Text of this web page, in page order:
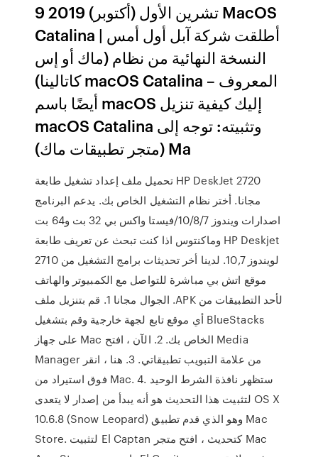
9 تشرين الأول (أكتوبر) 2019 MacOS
Catalina | أطلقت شركة آبل أول أمس
النسخة النهائية من نظام (ماك أو إس
كاتالينا) macOS Catalina – المعروف
أيضًا باسم macOS إليك كيفية تنزيل
macOS Catalina وتثبيته: توجه إلى
(متجر تطبيقات ماك) Ma
تحميل ملف إعداد تشغيل طابعة HP DeskJet 2720
مجانا. أختر نظام التشغيل الخاص بك. يدعم البرنامج
اصدارات ويندوز 10/8/7/فيستا واكس بي 32 بت و64 بت
وماكنتوس اذا كنت تبحث عن تعريف طابعة HP Deskjet
2710 لويندوز 10,7. لدينا أخر تحديثات برامج التشغيل من
موقع اتش بي مباشرة للتواصل مع الكمبيوتر والهاتف
الجوال مجانا 1. قم بتنزيل ملف .APK لأحد التطبيقات من
أي موقع تابع لجهة خارجية وقم بتشغيل BlueStacks
على جهاز Mac الخاص بك. 2. الآن ، افتح Media
Manager من علامة التبويب تطبيقاتي. 3. هنا ، انقر
فوق استيراد من Mac. 4. ستظهر نافذة الشرط الوحيد
لتثبيت هذا التحديث هو أنه يبدأ من إصدار لا يتعدى OS X
10.6.8 (Snow Leopard) وهو الذي قدم تطبيق Mac
Store. لتثبيت El Captan كتحديث ، افتح متجر Mac